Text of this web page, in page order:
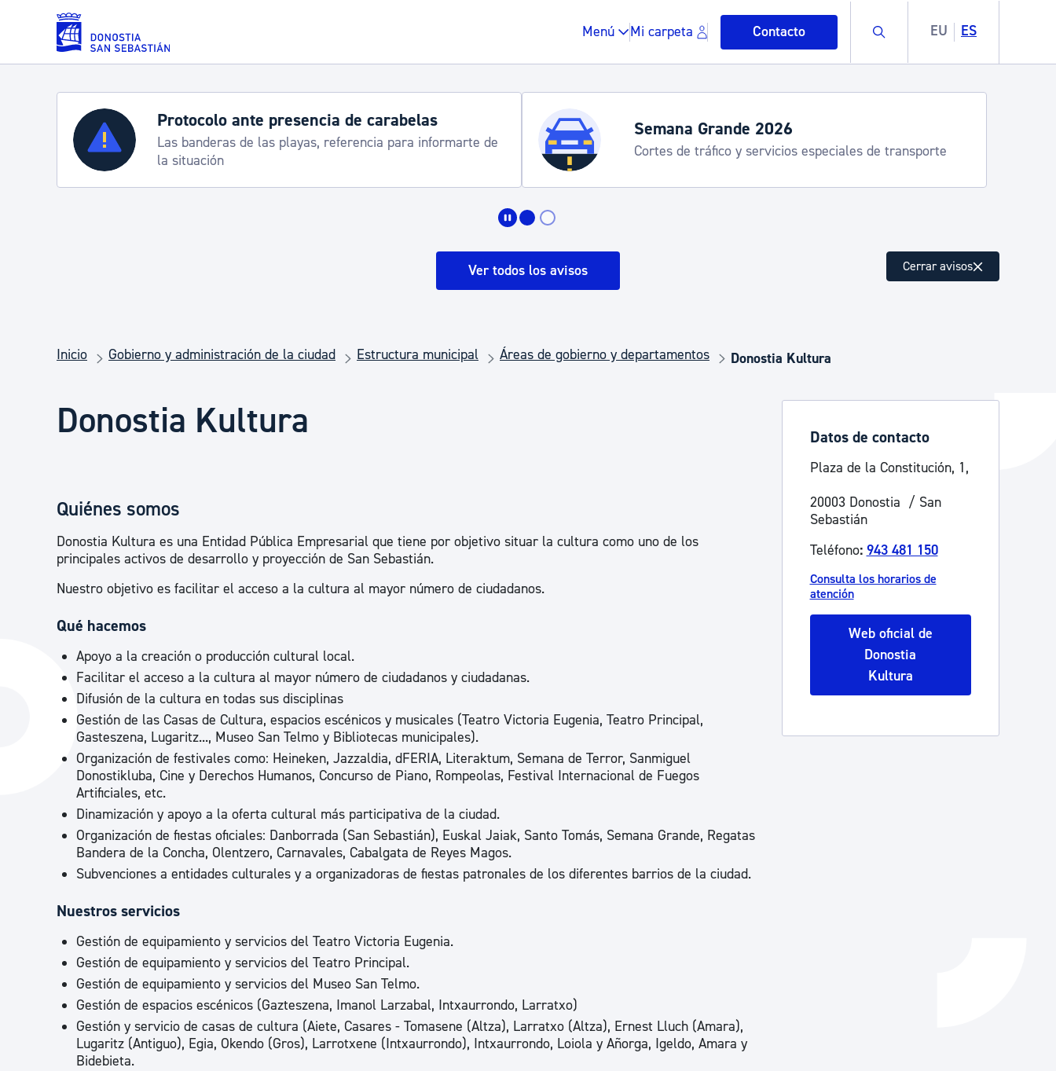
Saltar al contenido principal
Menú Mi carpeta Contacto Buscar EU ES
Servicios
Padrón y asuntos personales
Espacio público, residuos y medioambiente
Seguridad ciudadana y emergencias Euskera
Salud Pública, animales y consumo
Participación ciudadana y asociacionismo Cultura
Deporte
La ciudad
La ciudad ahora
Descubre la ciudad
La ciudad futura
Actualidad
Noticias
Avisos
Agenda cultural
Administración municipal
Tablón de anuncios oficiales
Calendario fiscal
Protocolo ante presencia de carabelas
Las banderas de las playas, referencia para informarte de
la situación
Semana Grande 2026
Cortes de tráfico y servicios especiales de transporte
Ver todos los avisos Cerrar avisos
Inicio Gobierno y administración de la ciudad Estructura municipal Áreas de gobierno y departamentos Donostia Kultura
Donostia Kultura
Quiénes somos
Donostia Kultura es una Entidad Pública Empresarial que tiene por objetivo situar la cultura como uno de los
principales activos de desarrollo y proyección de San Sebastián.
Nuestro objetivo es facilitar el acceso a la cultura al mayor número de ciudadanos.
Qué hacemos
Apoyo a la creación o producción cultural local.
Facilitar el acceso a la cultura al mayor número de ciudadanos y ciudadanas.
Difusión de la cultura en todas sus disciplinas
Gestión de las Casas de Cultura, espacios escénicos y musicales (Teatro Victoria Eugenia, Teatro Principal,
Gasteszena, Lugaritz..., Museo San Telmo y Bibliotecas municipales).
Organización de festivales como: Heineken, Jazzaldia, dFERIA, Literaktum, Semana de Terror, Sanmiguel
Donostikluba, Cine y Derechos Humanos, Concurso de Piano, Rompeolas, Festival Internacional de Fuegos
Artificiales, etc.
Dinamización y apoyo a la oferta cultural más participativa de la ciudad.
Organización de fiestas oficiales: Danborrada (San Sebastián), Euskal Jaiak, Santo Tomás, Semana Grande, Regatas
Bandera de la Concha, Olentzero, Carnavales, Cabalgata de Reyes Magos.
Subvenciones a entidades culturales y a organizadoras de fiestas patronales de los diferentes barrios de la ciudad.
Nuestros servicios
Gestión de equipamiento y servicios del Teatro Victoria Eugenia.
Gestión de equipamiento y servicios del Teatro Principal.
Gestión de equipamiento y servicios del Museo San Telmo.
Gestión de espacios escénicos (Gazteszena, Imanol Larzabal, Intxaurrondo, Larratxo)
Gestión y servicio de casas de cultura (Aiete, Casares - Tomasene (Altza), Larratxo (Altza), Ernest Lluch (Amara),
Lugaritz (Antiguo), Egia, Okendo (Gros), Larrotxene (Intxaurrondo), Intxaurrondo, Loiola y Añorga, Igeldo, Amara y
Bidebieta.
Datos de contacto
Plaza de la Constitución, 1,
20003 Donostia / San
Sebastián
Teléfono: 943 481 150
Consulta los horarios de
atención
Web oficial de
Donostia
Kultura